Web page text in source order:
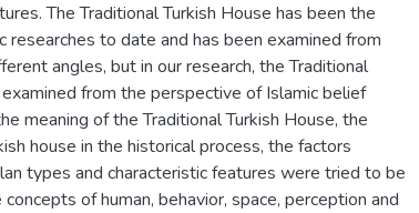
The Traditional Turkish House has been the
researches to date and has been examined from
angles, but in our research, the Traditional
from the perspective of Islamic belief
meaning of the Traditional Turkish House, the
house in the historical process, the factors
types and characteristic features were tried to be
of human, behavior, space, perception and